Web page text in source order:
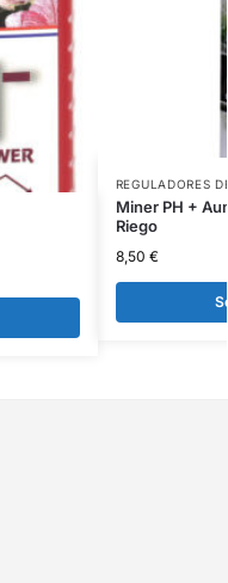
REGULADORES
Miner PH +
Riego
8,50 €